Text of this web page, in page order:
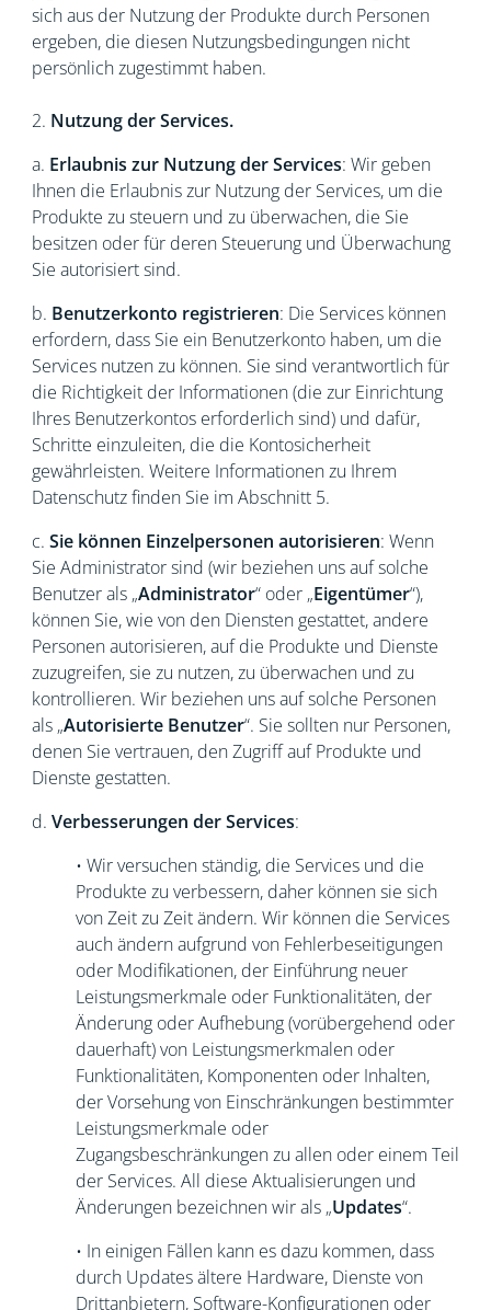
sich aus der Nutzung der Produkte durch Personen
ergeben, die diesen Nutzungsbedingungen nicht
persönlich zugestimmt haben.
2. Nutzung der Services.
a. Erlaubnis zur Nutzung der Services: Wir geben
Ihnen die Erlaubnis zur Nutzung der Services, um die
Produkte zu steuern und zu überwachen, die Sie
besitzen oder für deren Steuerung und Überwachung
Sie autorisiert sind.
b. Benutzerkonto registrieren: Die Services können
erfordern, dass Sie ein Benutzerkonto haben, um die
Services nutzen zu können. Sie sind verantwortlich für
die Richtigkeit der Informationen (die zur Einrichtung
Ihres Benutzerkontos erforderlich sind) und dafür,
Schritte einzuleiten, die die Kontosicherheit
gewährleisten. Weitere Informationen zu Ihrem
Datenschutz finden Sie im Abschnitt 5.
c. Sie können Einzelpersonen autorisieren: Wenn
Sie Administrator sind (wir beziehen uns auf solche
Benutzer als „Administrator“ oder „Eigentümer“),
können Sie, wie von den Diensten gestattet, andere
Personen autorisieren, auf die Produkte und Dienste
zuzugreifen, sie zu nutzen, zu überwachen und zu
kontrollieren. Wir beziehen uns auf solche Personen
als „Autorisierte Benutzer“. Sie sollten nur Personen,
denen Sie vertrauen, den Zugriff auf Produkte und
Dienste gestatten.
d. Verbesserungen der Services:
• Wir versuchen ständig, die Services und die
Produkte zu verbessern, daher können sie sich
von Zeit zu Zeit ändern. Wir können die Services
auch ändern aufgrund von Fehlerbeseitigungen
oder Modifikationen, der Einführung neuer
Leistungsmerkmale oder Funktionalitäten, der
Änderung oder Aufhebung (vorübergehend oder
dauerhaft) von Leistungsmerkmalen oder
Funktionalitäten, Komponenten oder Inhalten,
der Vorsehung von Einschränkungen bestimmter
Leistungsmerkmale oder
Zugangsbeschränkungen zu allen oder einem Teil
der Services. All diese Aktualisierungen und
Änderungen bezeichnen wir als „Updates“.
• In einigen Fällen kann es dazu kommen, dass
durch Updates ältere Hardware, Dienste von
Drittanbietern, Software-Konfigurationen oder